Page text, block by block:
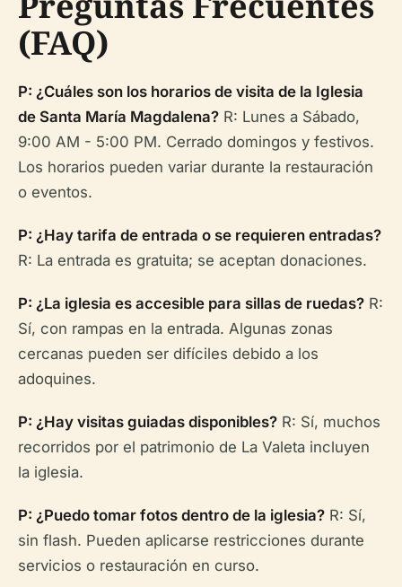
(FAQ)
P: ¿Cuáles son los horarios de visita de la Iglesia
de Santa María Magdalena? R: Lunes a Sábado,
9:00 AM - 5:00 PM. Cerrado domingos y festivos.
Los horarios pueden variar durante la restauración
o eventos.
P: ¿Hay tarifa de entrada o se requieren entradas?
R: La entrada es gratuita; se aceptan donaciones.
P: ¿La iglesia es accesible para sillas de ruedas? R:
Sí, con rampas en la entrada. Algunas zonas
cercanas pueden ser difíciles debido a los
adoquines.
P: ¿Hay visitas guiadas disponibles? R: Sí, muchos
recorridos por el patrimonio de La Valeta incluyen
la iglesia.
P: ¿Puedo tomar fotos dentro de la iglesia? R: Sí,
sin flash. Pueden aplicarse restricciones durante
servicios o restauración en curso.